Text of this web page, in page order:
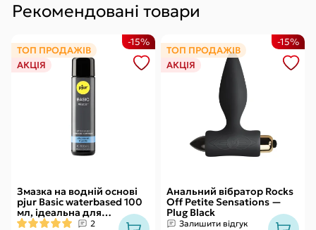
Рекомендовані товари
ТОП ПРОДАЖІВ
АКЦІЯ
Змазка на водній основі
pjur Basic waterbased 100
мл, ідеальна для
новачків, найкраща ціна/
2
-15%
ТОП ПРОДАЖІВ
АКЦІЯ
Анальний вібратор Rocks
Off Petite Sensations —
Plug Black
Залишити відгук
-15%